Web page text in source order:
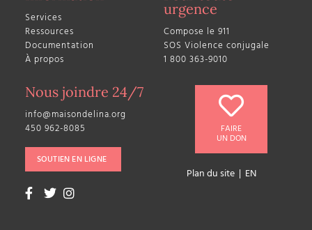
Services
Ressources
Documentation
À propos
urgence
Compose le 911
SOS Violence conjugale
1 800 363-9010
Nous joindre 24/7
info@maisondelina.org
450 962-8085
SOUTIEN EN LIGNE
FAIRE
UN DON
Plan du site | EN